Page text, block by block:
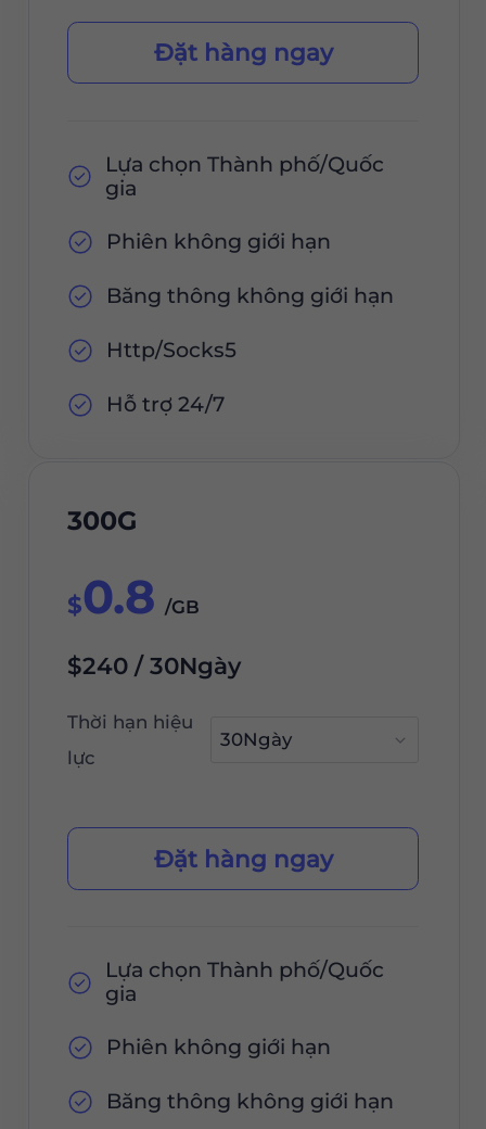
Đặt hàng ngay
Lựa chọn Thành phố/Quốc
gia
Phiên không giới hạn
Băng thông không giới hạn
Http/Socks5
Hỗ trợ 24/7
300G
$0.8 /GB
$240 / 30Ngày
Thời hạn hiệu
lực
Đặt hàng ngay
Lựa chọn Thành phố/Quốc
gia
Phiên không giới hạn
Băng thông không giới hạn